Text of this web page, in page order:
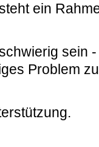
ein
sein
Problem